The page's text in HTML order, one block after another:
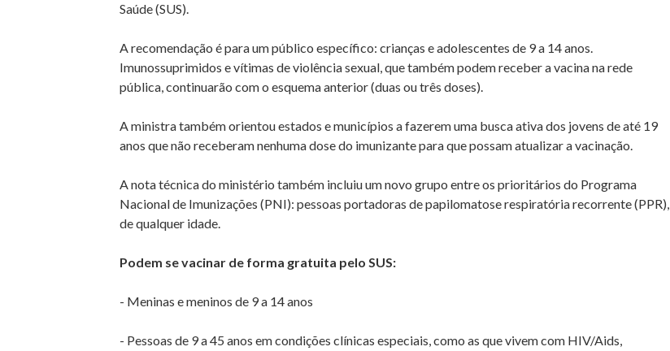
Saúde (SUS).
A recomendação é para um público específico: crianças e adolescentes de 9 a 14 anos.
Imunossuprimidos e vítimas de violência sexual, que também podem receber a vacina na rede
pública, continuarão com o esquema anterior (duas ou três doses).
A ministra também orientou estados e municípios a fazerem uma busca ativa dos jovens de até 19
anos que não receberam nenhuma dose do imunizante para que possam atualizar a vacinação.
A nota técnica do ministério também incluiu um novo grupo entre os prioritários do Programa
Nacional de Imunizações (PNI): pessoas portadoras de papilomatose respiratória recorrente (PPR),
de qualquer idade.
Podem se vacinar de forma gratuita pelo SUS:
- Meninas e meninos de 9 a 14 anos
- Pessoas de 9 a 45 anos em condições clínicas especiais, como as que vivem com HIV/Aids,